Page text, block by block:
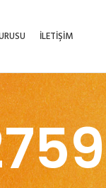
İLETİŞİM